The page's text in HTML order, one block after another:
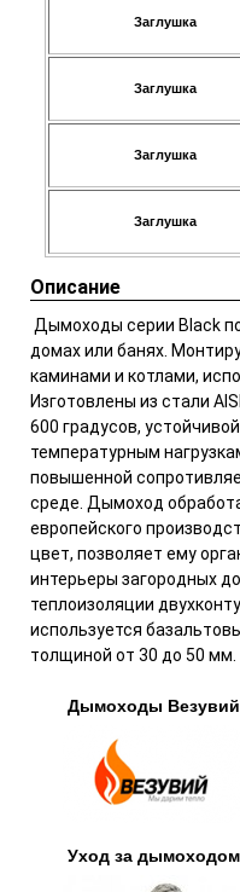
Заглушка
Заглушка
Заглушка
Заглушка
Описание
Дымоходы серии Black
домах или банях.
каминами и котлами,
Изготовлены из стали
600 градусов,
температурным
повышенной
среде. Дымоход
европейского
цвет, позволяет ему
интерьеры загородных
теплоизоляции
используется
толщиной от 30 до 50 мм.
Дымоходы Везувий
Уход за дымоходом